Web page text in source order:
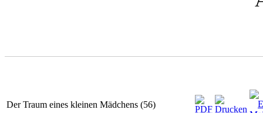
Der Traum eines kleinen Mädchens (56)